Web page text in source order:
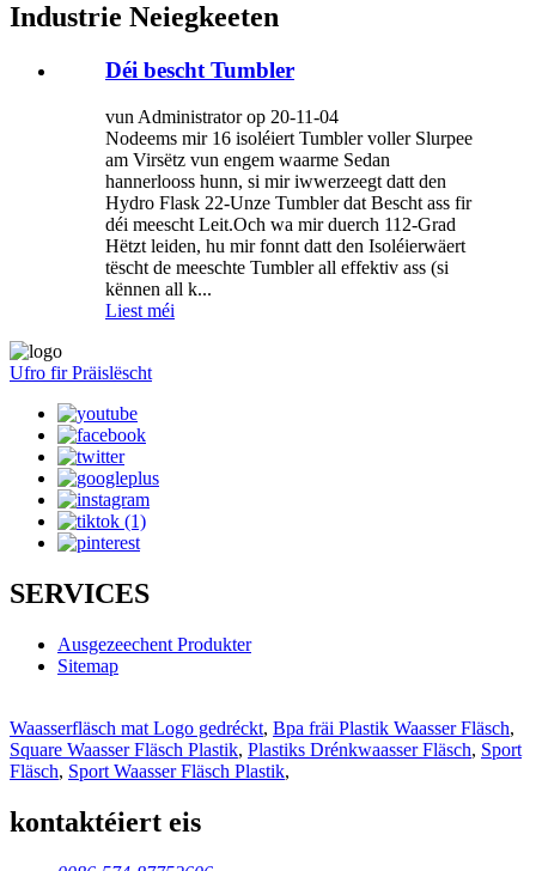
Industrie Neiegkeeten
Déi bescht Tumbler
vun Administrator op 20-11-04
Nodeems mir 16 isoléiert Tumbler voller Slurpee
am Virsëtz vun engem waarme Sedan
hannerlooss hunn, si mir iwwerzeegt datt den
Hydro Flask 22-Unze Tumbler dat Bescht ass fir
déi meescht Leit.Och wa mir duerch 112-Grad
Hëtzt leiden, hu mir fonnt datt den Isoléierwäert
tëscht de meeschte Tumbler all effektiv ass (si
kënnen all k...
Liest méi
Ufro fir Präislëscht
SERVICES
Ausgezeechent Produkter
Sitemap
Waasserfläsch mat Logo gedréckt, Bpa fräi Plastik Waasser Fläsch,
Square Waasser Fläsch Plastik, Plastiks Drénkwaasser Fläsch, Sport
Fläsch, Sport Waasser Fläsch Plastik,
kontaktéiert eis